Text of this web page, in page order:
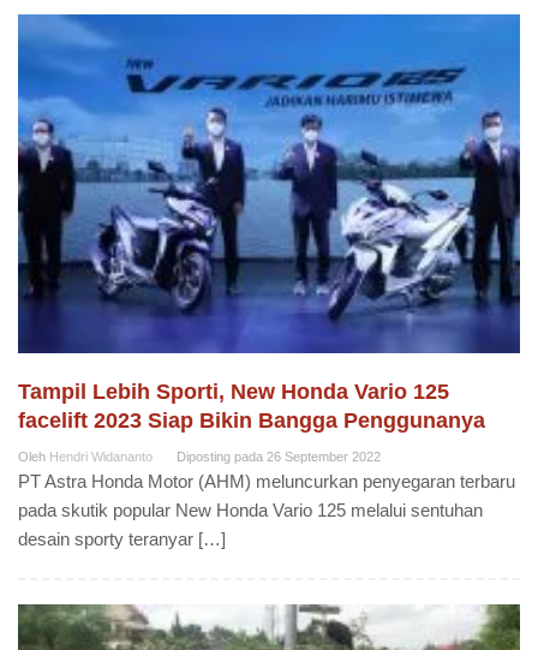
Tampil Lebih Sporti, New Honda Vario 125
facelift 2023 Siap Bikin Bangga Penggunanya
Oleh Hendri Widananto Diposting pada 26 September 2022
PT Astra Honda Motor (AHM) meluncurkan penyegaran terbaru
pada skutik popular New Honda Vario 125 melalui sentuhan
desain sporty teranyar […]